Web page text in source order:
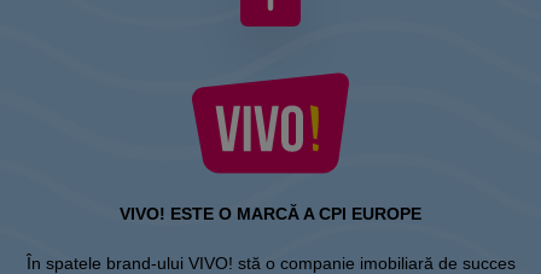
VIVO! ESTE O MARCĂ A CPI EUROPE
În spatele brand-ului VIVO! stă o companie imobiliară de succes